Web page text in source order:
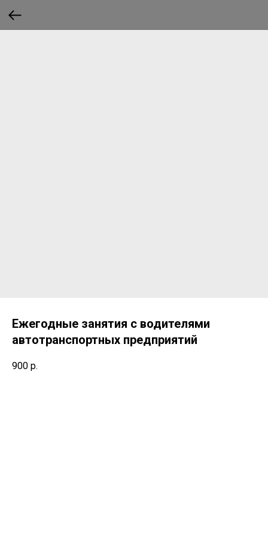
Ежегодные занятия с водителями
автотранспортных предприятий
900 р.